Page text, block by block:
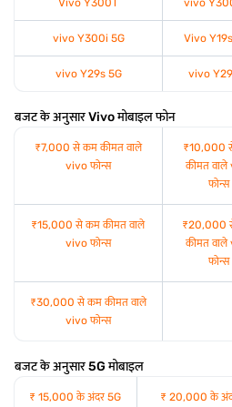
vivo Y300i 5G Vivo
vivo Y29s 5G vivo
बजट के अनुसार Vivo मोबाइल फोन
₹7,000 से कम कीमत वाले
vivo फोन्स
₹10,000
कीमत वाले
फोन्स
₹15,000 से कम कीमत वाले
vivo फोन्स
₹20,000
कीमत वाले
फोन्स
₹30,000 से कम कीमत वाले
vivo फोन्स
बजट के अनुसार 5G मोबाइल
₹ 15,000 के अंदर 5G
₹ 20,000 के